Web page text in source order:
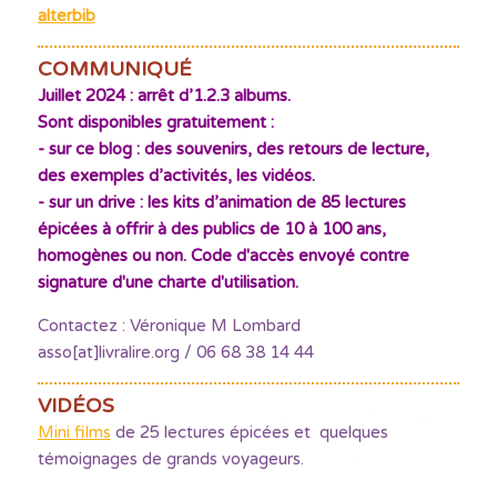
alterbib
COMMUNIQUÉ
Juillet 2024 : arrêt d’1.2.3 albums.
Sont disponibles gratuitement :
- sur ce blog : des souvenirs, des retours de lecture,
des exemples d’activités, les vidéos.
- sur un drive : les kits d’animation de 85 lectures
épicées à offrir à des publics de 10 à 100 ans,
homogènes ou non. Code d'accès envoyé contre
signature d'une charte d'utilisation.
Contactez : Véronique M Lombard
asso[at]livralire.org / 06 68 38 14 44
VIDÉOS
Mini films de 25 lectures épicées et quelques
témoignages de grands voyageurs.